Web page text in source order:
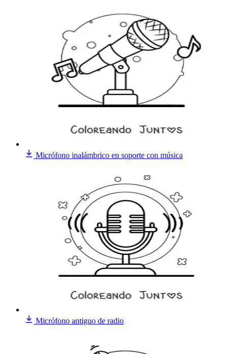
Micrófono inalámbrico en soporte con música
Micrófono antiguo de radio